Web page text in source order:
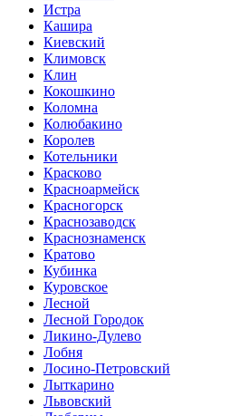
Истра
Кашира
Киевский
Климовск
Клин
Кокошкино
Коломна
Колюбакино
Королев
Котельники
Красково
Красноармейск
Красногорск
Краснозаводск
Краснознаменск
Кратово
Кубинка
Куровское
Лесной
Лесной Городок
Ликино-Дулево
Лобня
Лосино-Петровский
Лыткарино
Львовский